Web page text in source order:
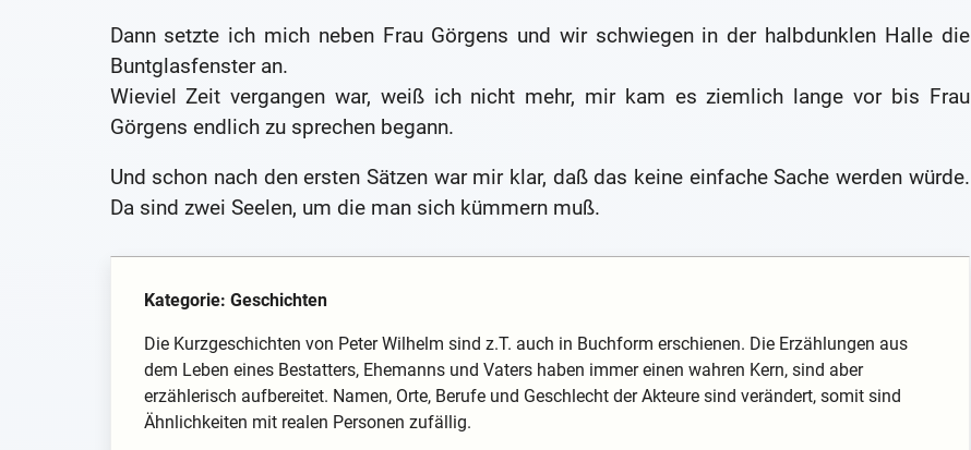
Dann setzte ich mich neben Frau Görgens und wir schwiegen in der halbdunklen Halle die
Buntglasfenster an.
Wieviel Zeit vergangen war, weiß ich nicht mehr, mir kam es ziemlich lange vor bis Frau
Görgens endlich zu sprechen begann.
Und schon nach den ersten Sätzen war mir klar, daß das keine einfache Sache werden würde.
Da sind zwei Seelen, um die man sich kümmern muß.
Kategorie: Geschichten
Die Kurzgeschichten von Peter Wilhelm sind z.T. auch in Buchform erschienen. Die Erzählungen aus
dem Leben eines Bestatters, Ehemanns und Vaters haben immer einen wahren Kern, sind aber
erzählerisch aufbereitet. Namen, Orte, Berufe und Geschlecht der Akteure sind verändert, somit sind
Ähnlichkeiten mit realen Personen zufällig.